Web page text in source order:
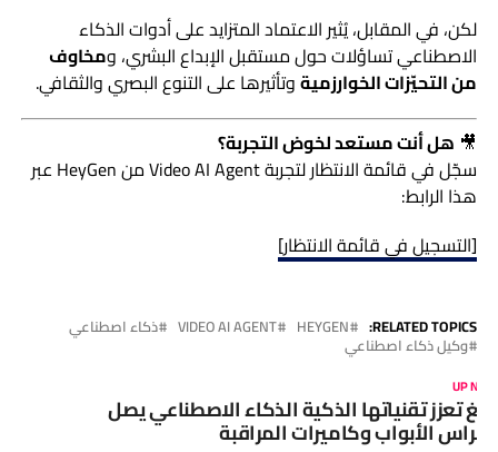
لكن، في المقابل، يُثير الاعتماد المتزايد على أدوات الذكاء
الاصطناعي تساؤلات حول مستقبل الإبداع البشري، ومخاوف
من التحيّزات الخوارزميةوتأثيرها على التنوع البصري والثقافي.
🎥 هل أنت مستعد لخوض التجربة؟
سجّل في قائمة الانتظار لتجربة Video AI Agent من HeyGen عبر
هذا الرابط:
[التسجيل في قائمة الانتظار]
RELATED TOPICS:
HEYGEN
VIDEO AI AGENT ذكاء اصطناعي
وكيل ذكاء اصطناعي
UP
تعزز تقنياتها الذكية الذكاء الاصطناعي يصل
الأبواب وكاميرات المراقبة